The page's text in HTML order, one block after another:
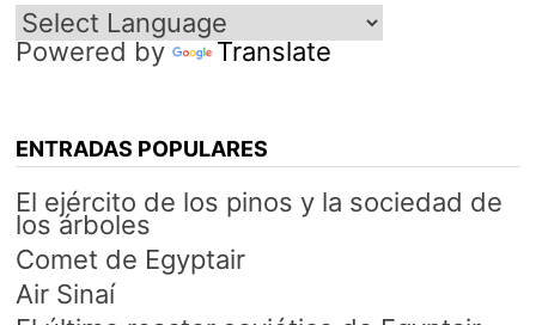
Powered by Translate
ENTRADAS POPULARES
El ejército de los pinos y la sociedad de
los árboles
Comet de Egyptair
Air Sinaí